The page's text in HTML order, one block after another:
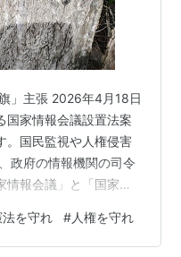
」主張 2026年4月18日
国家情報会議設置法案
。国民監視や人権侵害
政府の情報機関の司令
報会議」と「国家情
が議長、関係閣僚が議
「内閣情報調査室（内
法を守れ #人権を守れ